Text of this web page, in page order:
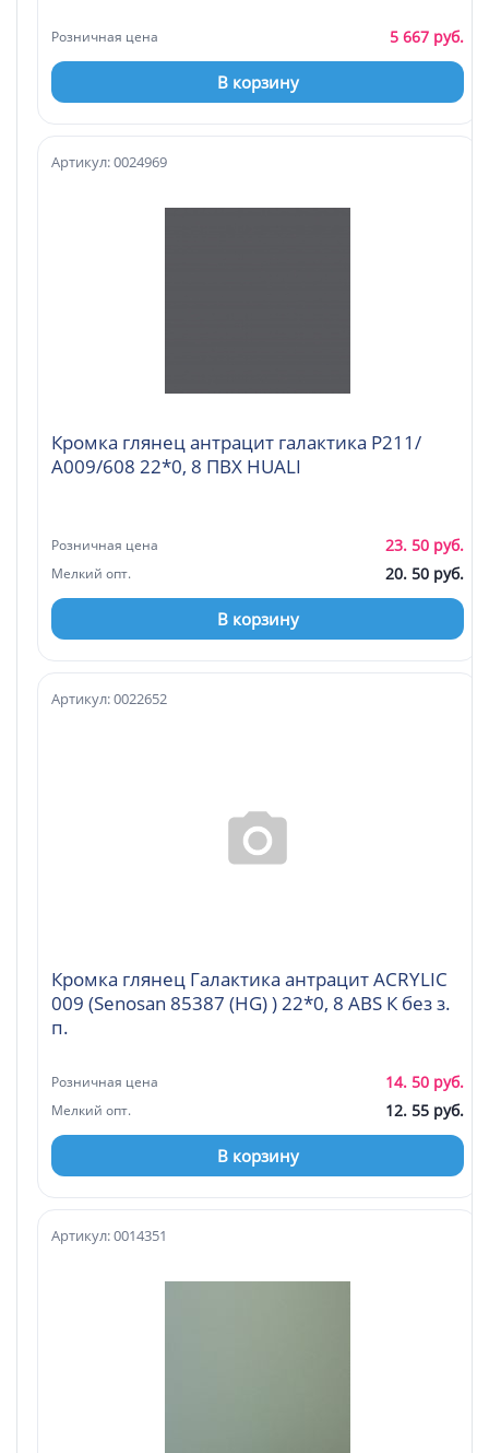
Розничная цена 5 667 руб.
В корзину
Кромка глянец антрацит галактика Р211/
А009/608 22*0, 8 ПВХ HUALI
Артикул: 0024969
Розничная цена 23. 50 руб.
Мелкий опт. 20. 50 руб.
В корзину
Кромка глянец Галактика антрацит ACRYLIC
009 (Senosan 85387 (HG) ) 22*0, 8 ABS К без з.
п.
Артикул: 0022652
Розничная цена 14. 50 руб.
Мелкий опт. 12. 55 руб.
В корзину
Артикул: 0014351